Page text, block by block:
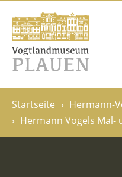
Startseite
Hermann-
Hermann Vogels Mal-